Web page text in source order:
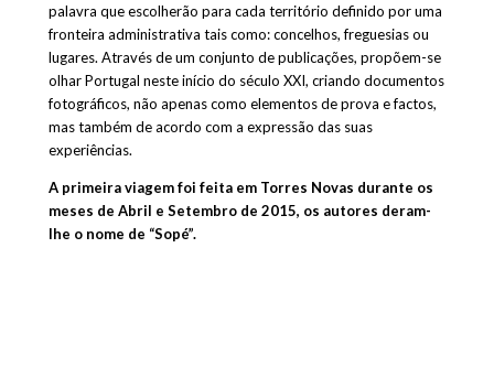
palavra que escolherão para cada território definido por uma
fronteira administrativa tais como: concelhos, freguesias ou
lugares. Através de um conjunto de publicações, propõem-se
olhar Portugal neste início do século XXI, criando documentos
fotográficos, não apenas como elementos de prova e factos,
mas também de acordo com a expressão das suas
experiências.
A primeira viagem foi feita em Torres Novas durante os
meses de Abril e Setembro de 2015, os autores deram-
lhe o nome de “Sopé”.